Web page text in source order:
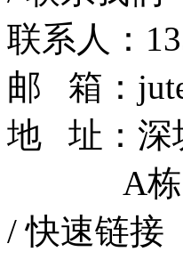
联系人：
邮 箱：
地 址：深
A栋3
/快速链接